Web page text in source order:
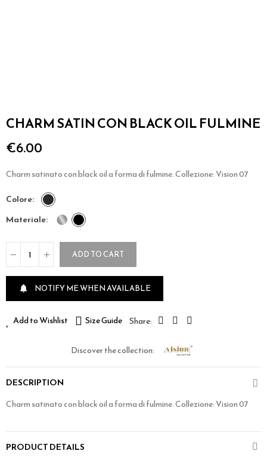
CHARM SATIN CON BLACK OIL FULMINE
€6.00
Charm satinato con black oil a forma di fulmine. Collezione: Vision 07
colore
materiale
ADD TO CART
 NOTIFY ME WHEN AVAILABLE
Add to Wishlist Size Guide
Discover the collection:
DESCRIPTION
Charm satinato con black oil a forma di fulmine. Collezione: Vision 07
PRODUCT DETAILS